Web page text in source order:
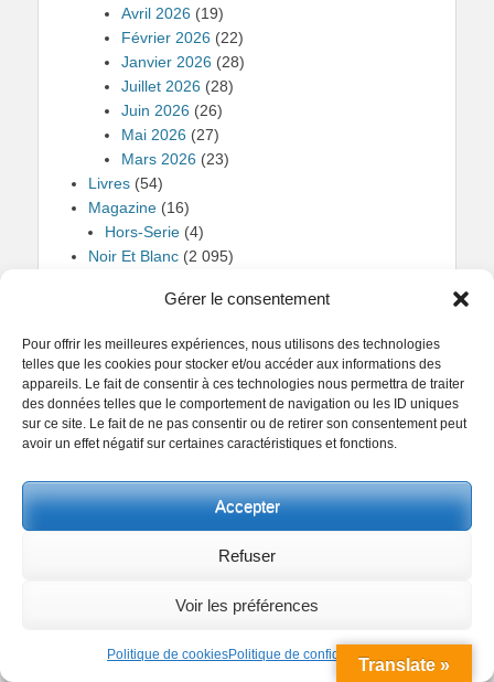
Gérer le consentement
Pour offrir les meilleures expériences, nous utilisons des technologies
telles que les cookies pour stocker et/ou accéder aux informations des
appareils. Le fait de consentir à ces technologies nous permettra de traiter
des données telles que le comportement de navigation ou les ID uniques
sur ce site. Le fait de ne pas consentir ou de retirer son consentement peut
avoir un effet négatif sur certaines caractéristiques et fonctions.
Accepter
Refuser
Voir les préférences
Politique de cookiesPolitique de confidentialité
Avril 2026 (19)
Février 2026 (22)
Janvier 2026 (28)
Juillet 2026 (28)
Juin 2026 (26)
Mai 2026 (27)
Mars 2026 (23)
Livres (54)
Magazine (16)
Hors-Serie (4)
Noir Et Blanc (2 095)
Paysage Urbain(27)
Pose Longue(82)
Sports(1)
Vidéo(3)
AOÛT 2026
J
4 5 6 7
Translate »